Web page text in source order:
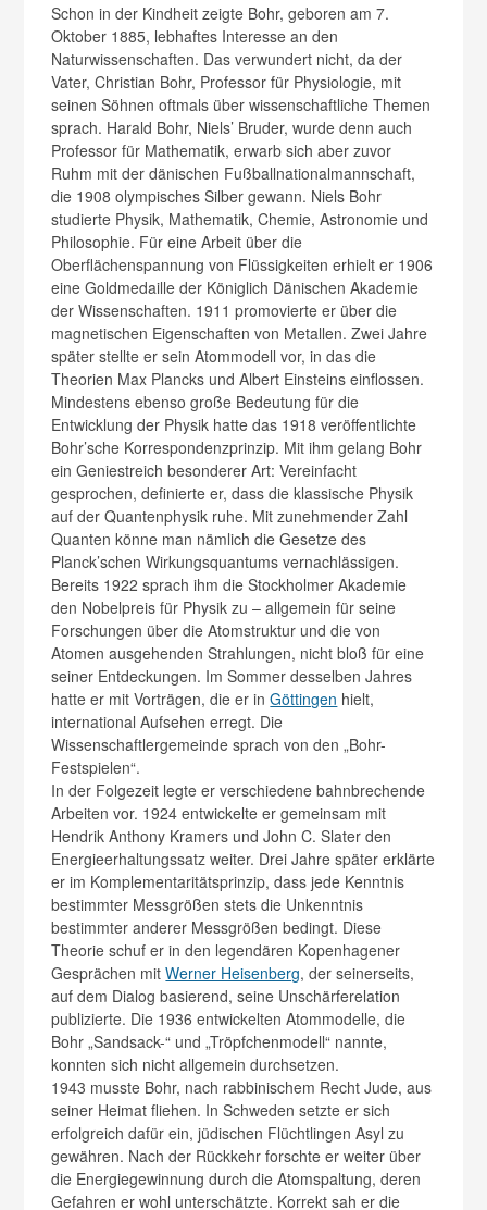
Schon in der Kindheit zeigte Bohr, geboren am 7.
Oktober 1885, lebhaftes Interesse an den
Naturwissenschaften. Das verwundert nicht, da der
Vater, Christian Bohr, Professor für Physiologie, mit
seinen Söhnen oftmals über wissenschaftliche Themen
sprach. Harald Bohr, Niels’ Bruder, wurde denn auch
Professor für Mathematik, erwarb sich aber zuvor
Ruhm mit der dänischen Fußballnationalmannschaft,
die 1908 olympisches Silber gewann. Niels Bohr
studierte Physik, Mathematik, Chemie, Astronomie und
Philosophie. Für eine Arbeit über die
Oberflächenspannung von Flüssigkeiten erhielt er 1906
eine Goldmedaille der Königlich Dänischen Akademie
der Wissenschaften. 1911 promovierte er über die
magnetischen Eigenschaften von Metallen. Zwei Jahre
später stellte er sein Atommodell vor, in das die
Theorien Max Plancks und Albert Einsteins einflossen.
Mindestens ebenso große Bedeutung für die
Entwicklung der Physik hatte das 1918 veröffentlichte
Bohr’sche Korrespondenzprinzip. Mit ihm gelang Bohr
ein Geniestreich besonderer Art: Vereinfacht
gesprochen, definierte er, dass die klassische Physik
auf der Quantenphysik ruhe. Mit zunehmender Zahl
Quanten könne man nämlich die Gesetze des
Planck’schen Wirkungsquantums vernachlässigen.
Bereits 1922 sprach ihm die Stockholmer Akademie
den Nobelpreis für Physik zu – allgemein für seine
Forschungen über die Atomstruktur und die von
Atomen ausgehenden Strahlungen, nicht bloß für eine
seiner Entdeckungen. Im Sommer desselben Jahres
hatte er mit Vorträgen, die er inGöttingen hielt,
international Aufsehen erregt. Die
Wissenschaftlergemeinde sprach von den „Bohr-
Festspielen“.
In der Folgezeit legte er verschiedene bahnbrechende
Arbeiten vor. 1924 entwickelte er gemeinsam mit
Hendrik Anthony Kramers und John C. Slater den
Energieerhaltungssatz weiter. Drei Jahre später erklärte
er im Komplementaritätsprinzip, dass jede Kenntnis
bestimmter Messgrößen stets die Unkenntnis
bestimmter anderer Messgrößen bedingt. Diese
Theorie schuf er in den legendären Kopenhagener
Gesprächen mitWerner Heisenberg, der seinerseits,
auf dem Dialog basierend, seine Unschärferelation
publizierte. Die 1936 entwickelten Atommodelle, die
Bohr „Sandsack-“ und „Tröpfchenmodell“ nannte,
konnten sich nicht allgemein durchsetzen.
1943 musste Bohr, nach rabbinischem Recht Jude, aus
seiner Heimat fliehen. In Schweden setzte er sich
erfolgreich dafür ein, jüdischen Flüchtlingen Asyl zu
gewähren. Nach der Rückkehr forschte er weiter über
die Energiegewinnung durch die Atomspaltung, deren
Gefahren er wohl unterschätzte. Korrekt sah er die